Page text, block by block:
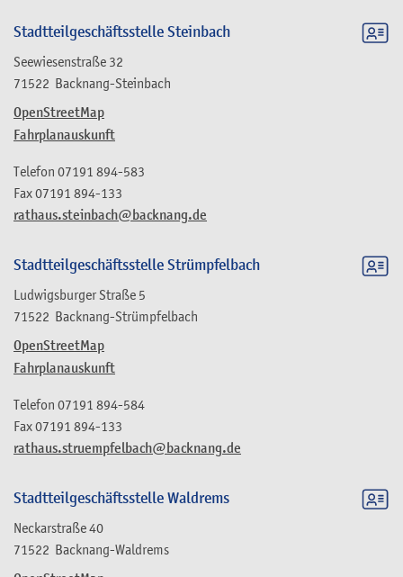
Stadtteilgeschäftsstelle Steinbach
Seewiesenstraße 32
71522 Backnang-Steinbach
OpenStreetMap
Fahrplanauskunft
rathaus.steinbach@backnang.de
Telefon 07191 894-583
Fax07191 894-133
Stadtteilgeschäftsstelle Strümpfelbach
Ludwigsburger Straße 5
71522 Backnang-Strümpfelbach
OpenStreetMap
Fahrplanauskunft
rathaus.struempfelbach@backnang.de
Telefon 07191 894-584
Fax07191 894-133
Stadtteilgeschäftsstelle Waldrems
Neckarstraße 40
71522 Backnang-Waldrems